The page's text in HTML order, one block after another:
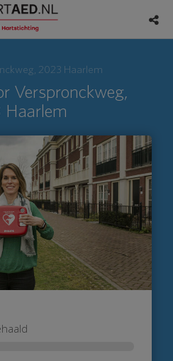
2023 Haarlem
Verspronckweg,